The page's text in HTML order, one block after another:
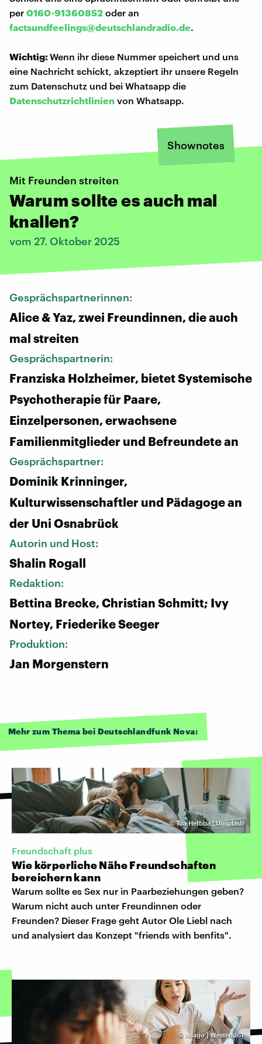
per 0160-91360852 oder an
factsundfeelings@deutschlandradio.de.
Wichtig:Wenn ihr diese Nummer speichert und uns
eine Nachricht schickt, akzeptiert ihr unsere Regeln
zum Datenschutz und bei Whatsapp die
Datenschutzrichtlinien von Whatsapp.
Shownotes
Mit Freunden streiten
Warum sollte es auch mal
knallen?
vom 27. Oktober 2025
Gesprächspartnerinnen:
Alice & Yaz, zwei Freundinnen, die auch
mal streiten
Gesprächspartnerin:
Franziska Holzheimer, bietet Systemische
Psychotherapie für Paare,
Einzelpersonen, erwachsene
Familienmitglieder und Befreundete an
Gesprächspartner:
Dominik Krinninger,
Kulturwissenschaftler und Pädagoge an
der Uni Osnabrück
Autorin und Host:
Shalin Rogall
Redaktion:
Bettina Brecke, Christian Schmitt; Ivy
Nortey, Friederike Seeger
Produktion:
Jan Morgenstern
Mehr zum Thema bei Deutschlandfunk Nova:
©Toa Heftiba | Unsplash
Freundschaft plus
Wie körperliche Nähe Freundschaften
bereichern kann
Warum sollte es Sex nur in Paarbeziehungen geben?
Warum nicht auch unter Freundinnen oder
Freunden? Dieser Frage geht Autor Ole Liebl nach
und analysiert das Konzept "friends with benfits".
© Imago | Westend61